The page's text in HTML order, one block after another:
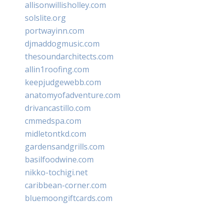
allisonwillisholley.com
solslite.org
portwayinn.com
djmaddogmusic.com
thesoundarchitects.com
allin1roofing.com
keepjudgewebb.com
anatomyofadventure.com
drivancastillo.com
cmmedspa.com
midletontkd.com
gardensandgrills.com
basilfoodwine.com
nikko-tochigi.net
caribbean-corner.com
bluemoongiftcards.com